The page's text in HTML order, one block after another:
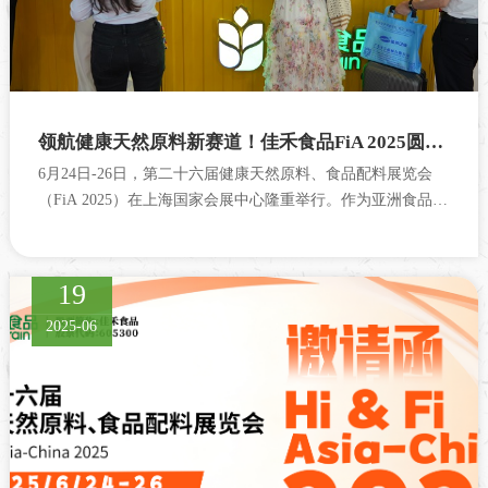
领航健康天然原料新赛道！佳禾食品FiA 2025圆满收官
6月24日-26日，第二十六届健康天然原料、食品配料展览会
（FiA 2025）在上海国家会展中心隆重举行。作为亚洲食品配
19
2025-06